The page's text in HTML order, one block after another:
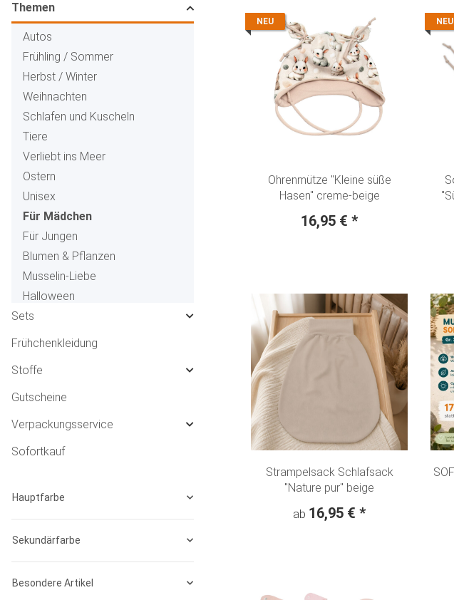
NEU
Ohrenmütze "Kleine süße
Hasen" creme-beige
16,95 € *
NEU
Strampelsack Schlafsack
"Nature pur" beige
ab 16,95 € *
Themen
Autos
Frühling / Sommer
Herbst / Winter
Weihnachten
Schlafen und Kuscheln
Tiere
Verliebt ins Meer
Ostern
Unisex
Für Mädchen
Für Jungen
Blumen & Pflanzen
Musselin-Liebe
Halloween
Sets
Frühchenkleidung
Stoffe
Gutscheine
Verpackungsservice
Sofortkauf
Hauptfarbe
Sekundärfarbe
Besondere Artikel